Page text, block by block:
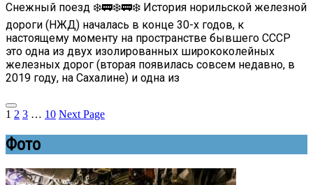
Снежный поезд ❄️🚃❄️🚃❄️ История норильской железной
дороги (НЖД) началась в конце 30-х годов, к
настоящему моменту на пространстве бывшего СССР
это одна из двух изолированных ширококолейных
железных дорог (вторая появилась совсем недавно, в
2019 году, на Сахалине) и одна из
1 2 3 … 10 Next Page
Фото